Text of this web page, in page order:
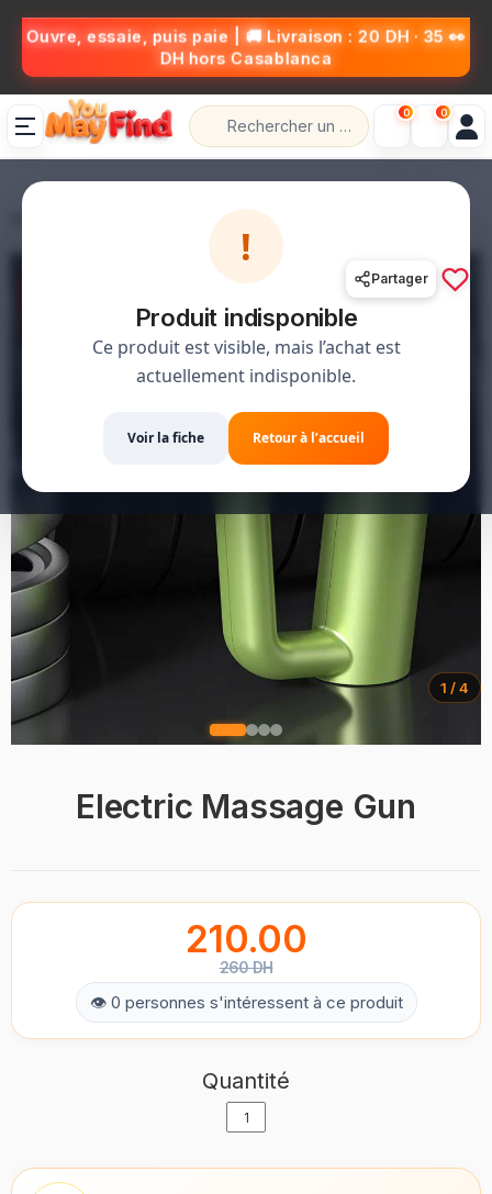
👀 Ouvre, essaie, puis paie | 🚚 Livraison : 20 DH · 35
DH hors Casablanca
!
Produit indisponible
Ce produit est visible, mais l’achat est
actuellement indisponible.
Voir la fiche Retour à l’accueil
Electric Massage Gun
📦 حل،قلب،عاد خلص
1 / 4
Partager
210.00
260 DH
👁 0 personnes s'intéressent à ce produit
Quantité
0 0